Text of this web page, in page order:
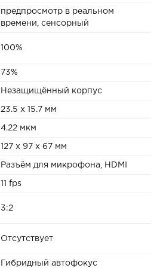
предпросмотр в реальном
времени, сенсорный
100%
73%
Незащищённый корпус
23.5 x 15.7 мм
4.22 мкм
127 x 97 x 67 мм
Разъём для микрофона, HDMI
11 fps
3:2
Отсутствует
Гибридный автофокус